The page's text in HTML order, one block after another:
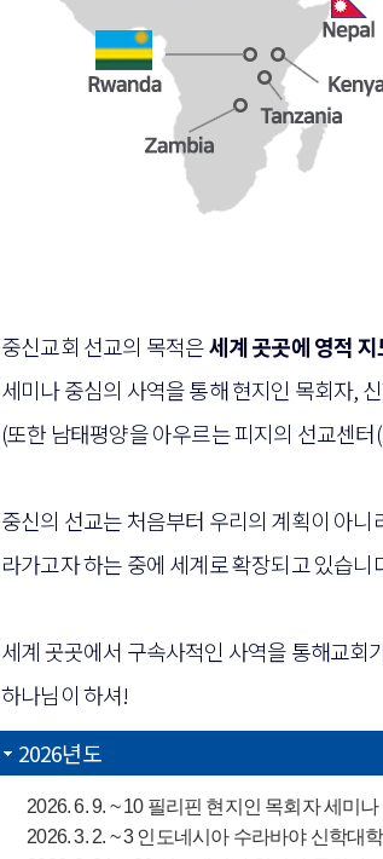
중신교회 선교의 목적은세계 곳곳에 영적
세미나 중심의 사역을 통해 현지인 목회자,
(또한 남태평양을 아우르는 피지의 선교센
중신의 선교는 처음부터 우리의 계획이 아
라가고자 하는 중에 세계로 확장되고 있습니
세계 곳곳에서 구속사적인 사역을 통해교회
하나님이 하셔!
2026년도
2026. 6. 9. ~ 10 필리핀 현지인 목회자 세미나
2026. 3. 2. ~ 3 인도네시아 수라바야 신학대